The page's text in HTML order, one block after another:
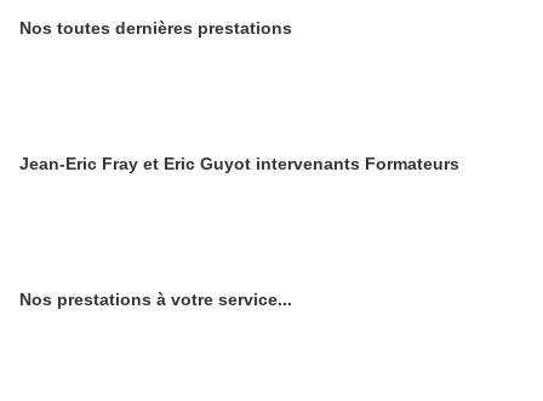
Nos toutes dernières prestations
Jean-Eric Fray et Eric Guyot intervenants Formateurs
Nos prestations à votre service...